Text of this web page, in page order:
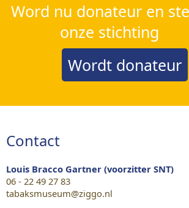
Word nu donateur en
onze stichting
Wordt donateur
Contact
Louis Bracco Gartner (voorzitter SNT)
06 - 22 49 27 83
tabaksmuseum@ziggo.nl